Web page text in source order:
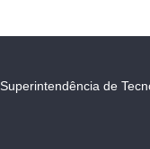
Superintendência de